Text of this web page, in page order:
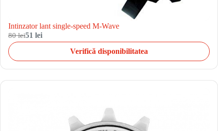
Intinzator lant single-speed M-Wave
80 lei51 lei
Verifică disponibilitatea